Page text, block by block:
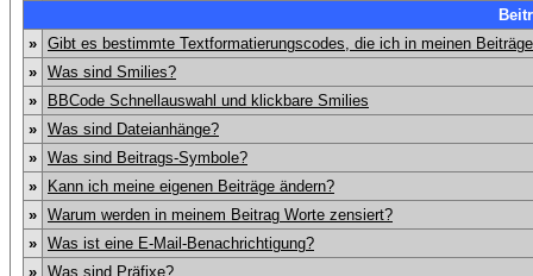
» Gibt es bestimmte Textformatierungscodes, die ich in meinen
» Was sind Smilies?
»
BBCode Schnellauswahl und klickbare Smilies
» Was sind Dateianhänge?
» Was sind Beitrags-Symbole?
»
Kann ich meine eigenen Beiträge ändern?
» Warum werden in meinem Beitrag Worte zensiert?
» Was ist eine E-Mail-Benachrichtigung?
» Was sind Präfixe?